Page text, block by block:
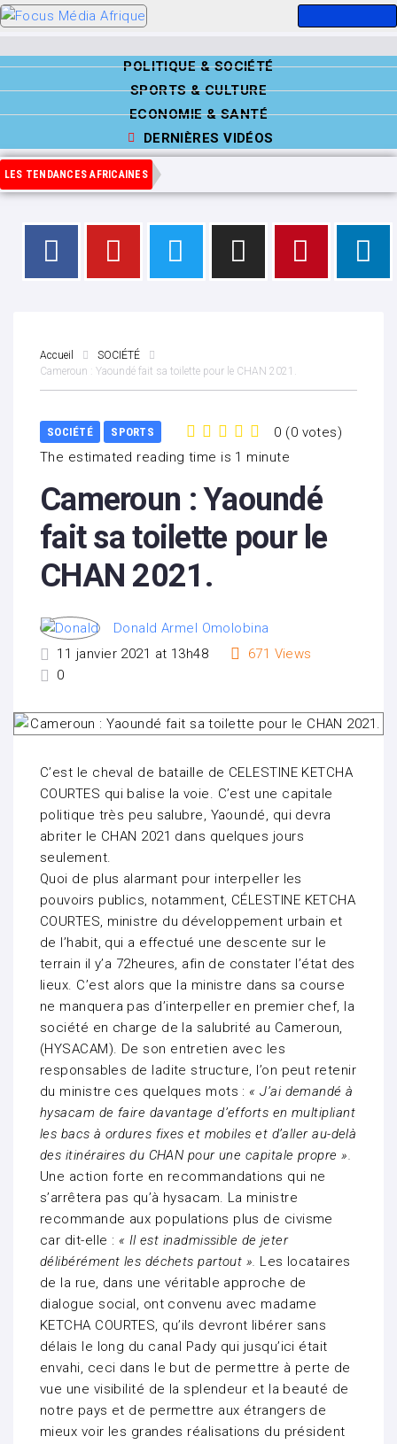
POLITIQUE & SOCIÉTÉ
SPORTS & CULTURE
ECONOMIE & SANTÉ
DERNIÈRES VIDÉOS
LES TENDANCES AFRICAINES
Accueil
SOCIÉTÉ
Cameroun : Yaoundé fait sa toilette pour le CHAN 2021.
SOCIÉTÉ SPORTS 0 (0 votes)
The estimated reading time is 1 minute
Cameroun : Yaoundé
fait sa toilette pour le
CHAN 2021.
Donald Armel Omolobina
11 janvier 2021 at 13h48
671 Views
0
C’est le cheval de bataille de CELESTINE KETCHA
COURTES qui balise la voie. C’est une capitale
politique très peu salubre, Yaoundé, qui devra
abriter le CHAN 2021 dans quelques jours
seulement.
Quoi de plus alarmant pour interpeller les
pouvoirs publics, notamment, CÉLESTINE KETCHA
COURTES, ministre du développement urbain et
de l’habit, qui a effectué une descente sur le
terrain il y’a 72heures, afin de constater l’état des
lieux. C’est alors que la ministre dans sa course
ne manquera pas d’interpeller en premier chef, la
société en charge de la salubrité au Cameroun,
(HYSACAM). De son entretien avec les
responsables de ladite structure, l’on peut retenir
du ministre ces quelques mots : « J’ai demandé à
hysacam de faire davantage d’efforts en multipliant
les bacs à ordures fixes et mobiles et d’aller au-delà
des itinéraires du CHAN pour une capitale propre ».
Une action forte en recommandations qui ne
s’arrêtera pas qu’à hysacam. La ministre
recommande aux populations plus de civisme
car dit-elle : « Il est inadmissible de jeter
délibérément les déchets partout ». Les locataires
de la rue, dans une véritable approche de
dialogue social, ont convenu avec madame
KETCHA COURTES, qu’ils devront libérer sans
délais le long du canal Pady qui jusqu’ici était
envahi, ceci dans le but de permettre à perte de
vue une visibilité de la splendeur et la beauté de
notre pays et de permettre aux étrangers de
mieux voir les grandes réalisations du président